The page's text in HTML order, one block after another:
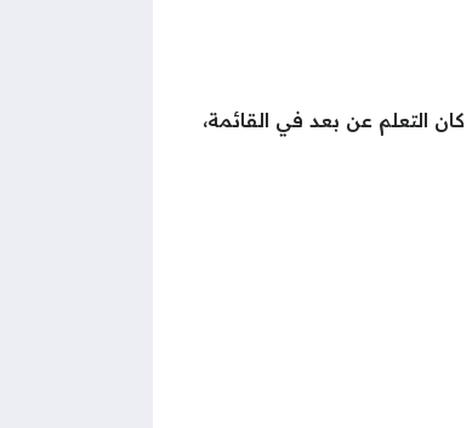
التعلم عن بعد في القائمة،